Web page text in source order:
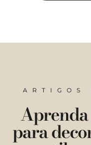
ARTIGOS
Aprenda
para